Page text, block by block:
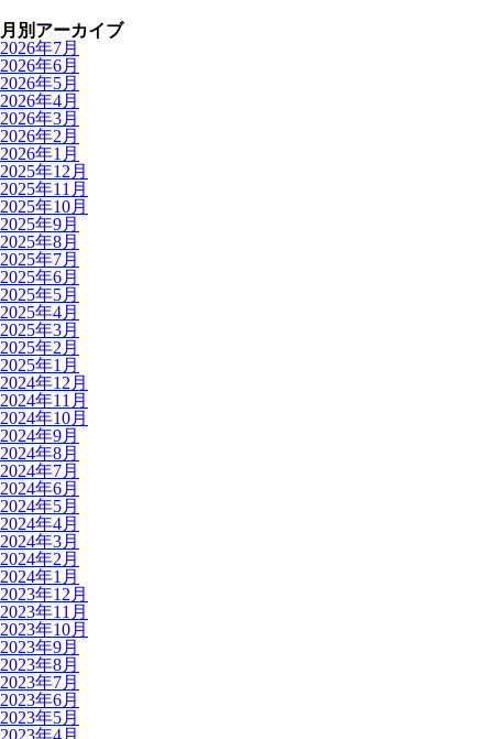
月別アーカイブ
2026年7月
2026年6月
2026年5月
2026年4月
2026年3月
2026年2月
2026年1月
2025年12月
2025年11月
2025年10月
2025年9月
2025年8月
2025年7月
2025年6月
2025年5月
2025年4月
2025年3月
2025年2月
2025年1月
2024年12月
2024年11月
2024年10月
2024年9月
2024年8月
2024年7月
2024年6月
2024年5月
2024年4月
2024年3月
2024年2月
2024年1月
2023年12月
2023年11月
2023年10月
2023年9月
2023年8月
2023年7月
2023年6月
2023年5月
2023年4月